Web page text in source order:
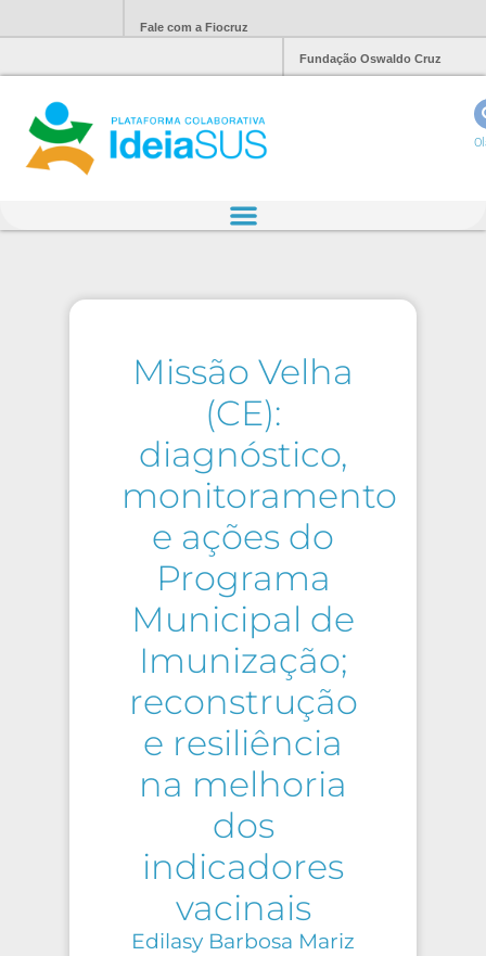
Fale com a Fiocruz
Fundação Oswaldo Cruz
Missão Velha
(CE):
diagnóstico,
monitoramento
e ações do
Programa
Municipal de
Imunização;
reconstrução
e resiliência
na melhoria
dos
indicadores
vacinais
Edilasy Barbosa Mariz